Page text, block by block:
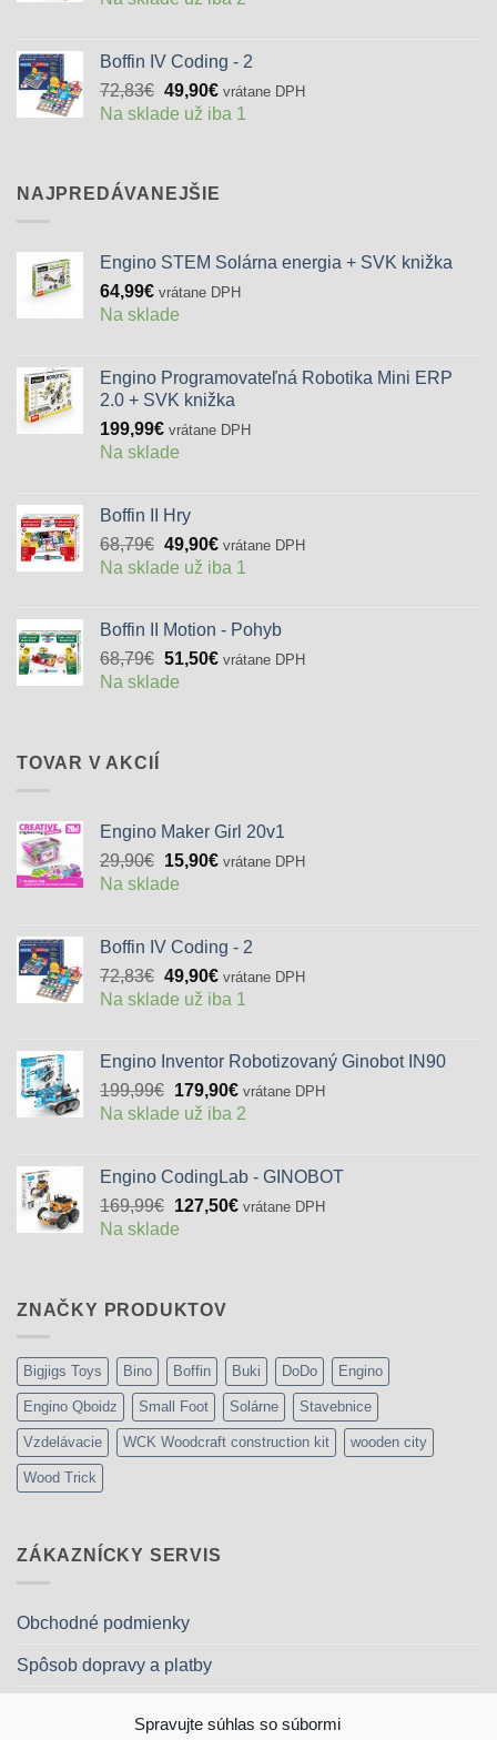
Spravujte súhlas so súbormi
Boffin IV Coding - 2
72,83€ Pôvodná
cena
49,90€Aktuálna
cena
vrátane DPH
Na sklade už iba 1
NAJPREDÁVANEJŠIE
Engino STEM Solárna energia + SVK knižka
64,99€ vrátane DPH
Na sklade
Engino Programovateľná Robotika Mini ERP
2.0 + SVK knižka
199,99€ vrátane DPH
Na sklade
Boffin II Hry
68,79€ Pôvodná
cena
49,90€Aktuálna
cena
vrátane DPH
Na sklade už iba 1
Boffin II Motion - Pohyb
68,79€ Pôvodná
cena
51,50€Aktuálna
vrátane DPH
Na sklade
TOVAR V AKCIÍ
Engino Maker Girl 20v1
29,90€ Pôvodná
cena
15,90€Aktuálna
vrátane DPH
Na sklade
Boffin IV Coding - 2
72,83€ Pôvodná
cena
49,90€Aktuálna
cena
vrátane DPH
Na sklade už iba 1
Engino Inventor Robotizovaný Ginobot IN90
199,99€ Pôvodná
cena
179,90€Aktuálna
cena
vrátane DPH
Na sklade už iba 2
Engino CodingLab - GINOBOT
169,99€ Pôvodná
cena
127,50€Aktuálna
vrátane DPH
Na sklade
ZNAČKY PRODUKTOV
Bigjigs Toys Bino Boffin Buki DoDo Engino
Engino Qboidz Small Foot Solárne Stavebnice
Vzdelávacie WCK Woodcraft construction kit wooden city
Wood Trick
ZÁKAZNÍCKY SERVIS
Obchodné podmienky
Spôsob dopravy a platby